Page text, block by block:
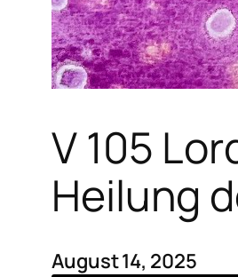
V 105
Heilung
August 14, 2025